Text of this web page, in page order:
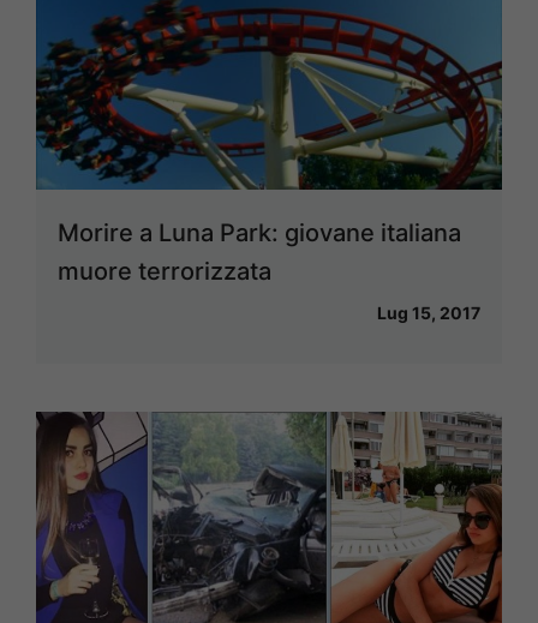
Morire a Luna Park: giovane italiana
muore terrorizzata
Lug 15, 2017